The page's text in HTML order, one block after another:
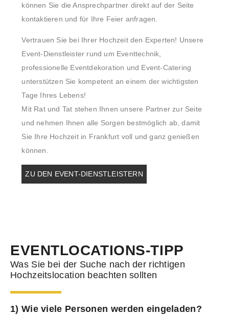
können Sie die Ansprechpartner direkt auf der Seite
kontaktieren und für Ihre Feier anfragen.
Vertrauen Sie bei Ihrer Hochzeit den Experten! Unsere
Event-Dienstleister rund um Eventtechnik,
professionelle Eventdekoration und Event-Catering
unterstützen Sie kompetent an einem der wichtigsten
Tage Ihres Lebens!
Mit Rat und Tat stehen Ihnen unsere Partner zur Seite
und nehmen Ihnen alle Sorgen bestmöglich ab, damit
Sie Ihre Hochzeit in Frankfurt voll und ganz genießen
können.
ZU DEN EVENT-DIENSTLEISTERN
EVENTLOCATIONS-TIPP
Was Sie bei der Suche nach der richtigen
Hochzeitslocation beachten sollten
1) Wie viele Personen werden eingeladen?